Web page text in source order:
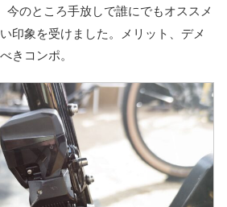
今のところ手放しで誰にでもオススメ
印象を受けました。メリット、デメ
きコンポ。